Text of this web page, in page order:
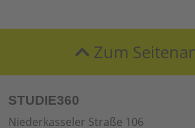
Zum
STUDIE360
Niederkasseler Straße 106